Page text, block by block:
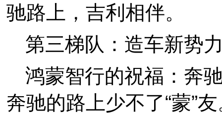
驰路上，吉利相伴。
第三梯队：造车新势
鸿蒙智行的祝福：奔
奔驰的路上少不了“蒙”